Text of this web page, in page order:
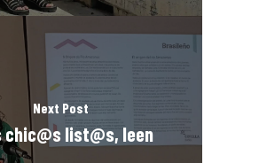
Next Post
chic@s list@s, leen